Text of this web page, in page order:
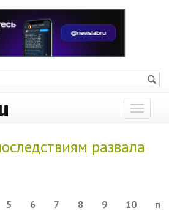
Показать
меню
развала
5 6 7 8 9 10